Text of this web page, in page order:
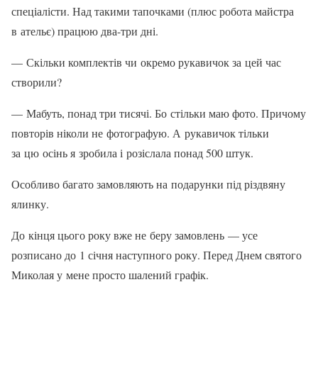
спеціалісти. Над такими тапочками (плюс робота майстра
в ательє) працюю два-три дні.
— Скільки комплектів чи окремо рукавичок за цей час
створили?
— Мабуть, понад три тисячі. Бо стільки маю фото. Причому
повторів ніколи не фо­тографую. А рукавичок тільки
за цю осінь я зробила і розіслала понад 500 штук.
Особливо багато замовляють на по­дарунки під різдвяну
ялинку.
До кінця цього року вже не беру за­мовлень — усе
розписано до 1 січня на­ступного року. Перед Днем святого
Ми­колая у мене просто шалений графік.